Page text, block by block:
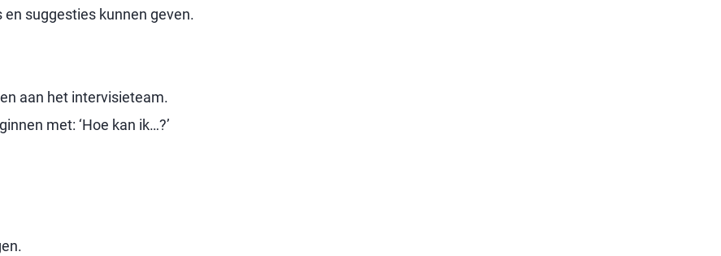
suggesties kunnen geven.
aan het intervisieteam.
met: ‘Hoe kan ik…?’